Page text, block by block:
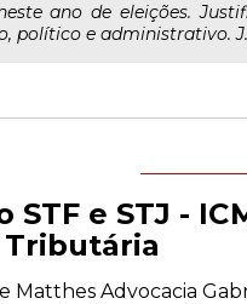
ano de eleições.
político e administrativo.
e STJ -
Matthes Advocacia